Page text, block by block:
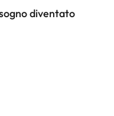
diventato